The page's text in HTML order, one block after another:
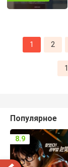
1 2
Популярное
8.9